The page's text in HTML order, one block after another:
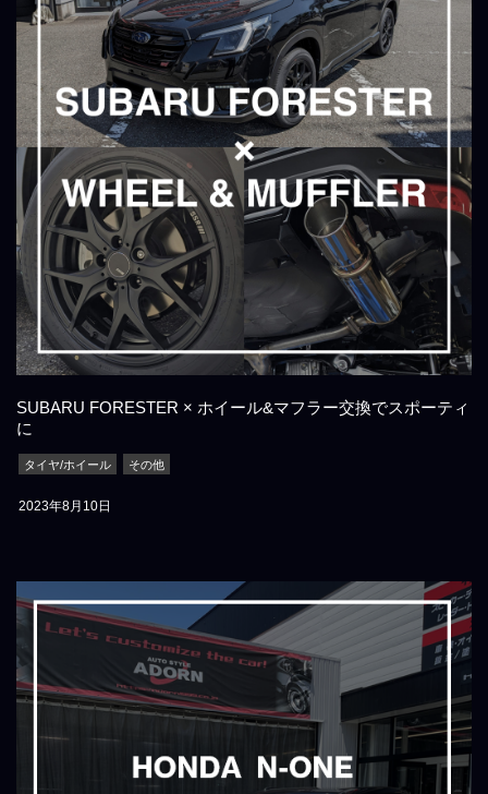
SUBARU FORESTER × ホイール&マフラー交換でスポーティ
に
タイヤ/ホイール その他
2023年8月10日